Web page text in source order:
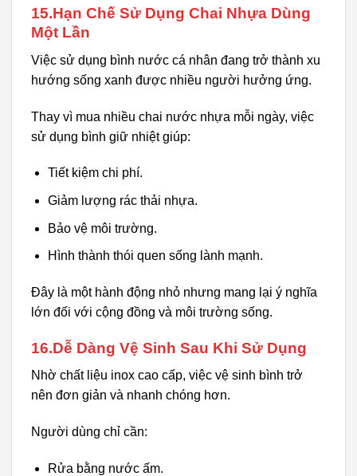
15.Hạn Chế Sử Dụng Chai Nhựa Dùng
Một Lần
Việc sử dụng bình nước cá nhân đang trở thành xu
hướng sống xanh được nhiều người hưởng ứng.
Thay vì mua nhiều chai nước nhựa mỗi ngày, việc
sử dụng bình giữ nhiệt giúp:
Tiết kiệm chi phí.
Giảm lượng rác thải nhựa.
Bảo vệ môi trường.
Hình thành thói quen sống lành mạnh.
Đây là một hành động nhỏ nhưng mang lại ý nghĩa
lớn đối với cộng đồng và môi trường sống.
16.Dễ Dàng Vệ Sinh Sau Khi Sử Dụng
Nhờ chất liệu inox cao cấp, việc vệ sinh bình trở
nên đơn giản và nhanh chóng hơn.
Người dùng chỉ cần:
Rửa bằng nước ấm.